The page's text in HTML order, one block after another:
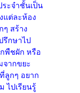
ะจำชั้นเป็น
แต่ละห้อง
ๆ สร้าง
รึกษาไป
พืชผัก หรือ
จากขยะ
ลูกๆ อยาก
ไปเรียนรู้